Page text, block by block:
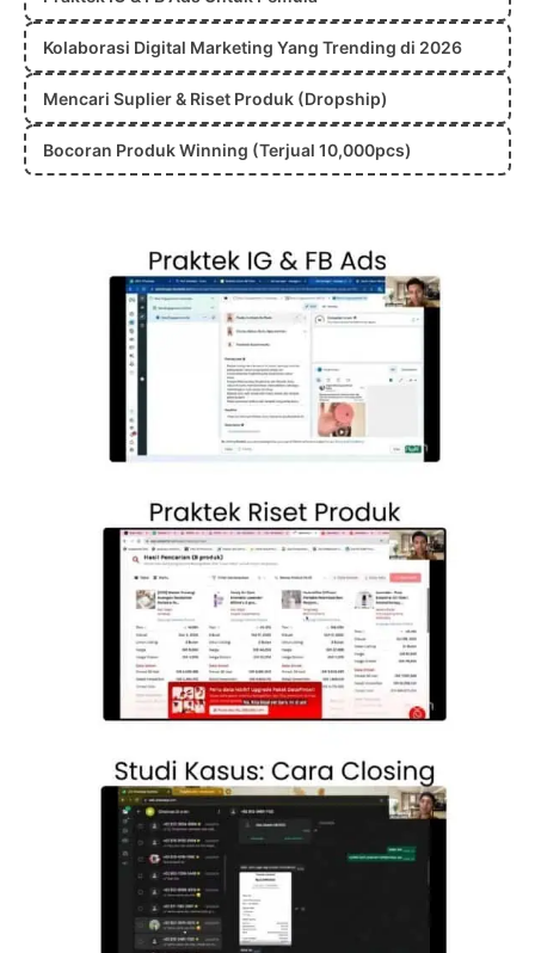
Kolaborasi Digital Marketing Yang Trending di 2026
Mencari Suplier & Riset Produk (Dropship)
Bocoran Produk Winning (Terjual 10,000pcs)